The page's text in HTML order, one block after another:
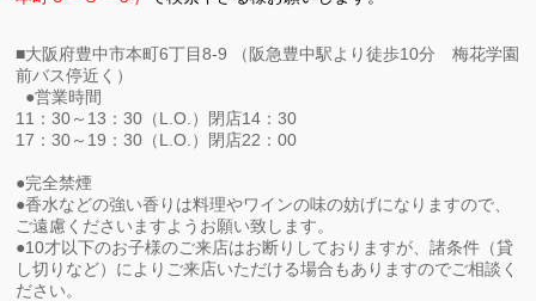
■大阪府豊中市本町6丁目8-9 （阪急豊中駅より徒歩10分 梅花学園
前バス停近く）
●営業時間
11：30～13：30（L.O.）閉店14：30
17：30～19：30（L.O.）閉店22：00
●完全禁煙
●香水などの強い香りは料理やワインの味の妨げになりますので、
ご遠慮くださいますようお願い致します。
●10才以下のお子様のご来店はお断りしておりますが、諸条件（貸
し切りなど）によりご来店いただける場合もありますのでご相談く
ださい。